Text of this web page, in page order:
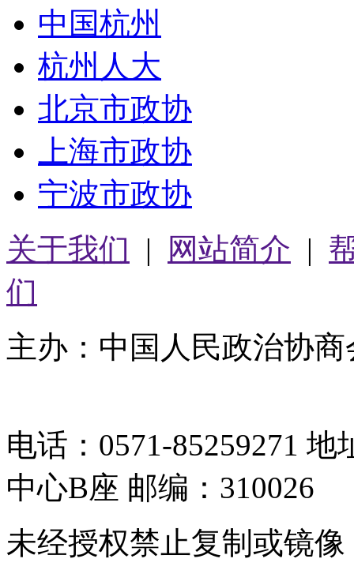
中国杭州
杭州人大
北京市政协
上海市政协
宁波市政协
关于我们 | 网站简介 |
们
主办：中国人民政治协
电话：0571-85259271
中心B座 邮编：310026
未经授权禁止复制或镜